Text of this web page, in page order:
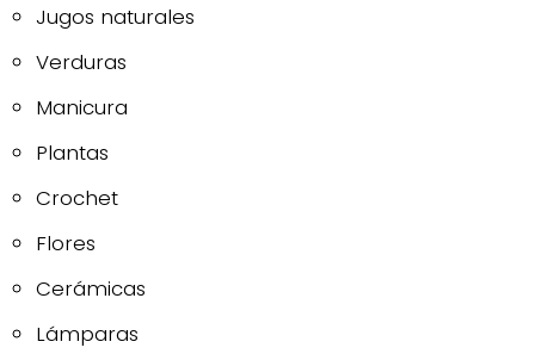
Jugos naturales
Verduras
Manicura
Plantas
Crochet
Flores
Cerámicas
Lámparas